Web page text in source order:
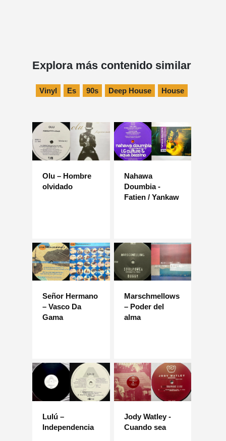
Explora más contenido similar
Vinyl Es 90s Deep House House
Olu – Hombre
olvidado
Nahawa
Doumbia -
Fatien / Yankaw
Señor Hermano
– Vasco Da
Gama
Marschmellows
– Poder del
alma
Lulú –
Independencia
Jody Watley -
Cuando sea